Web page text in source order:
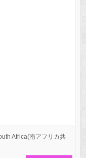
Africa(南アフリカ共